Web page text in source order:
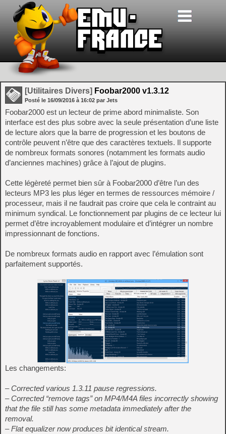
[Utilitaires Divers] Foobar2000 v1.3.12
Posté le 16/09/2016 à 16:02 par Jets
Foobar2000 est un lecteur de prime abord minimaliste. Son
interface est des plus sobre avec la seule présentation d’une liste
de lecture alors que la barre de progression et les boutons de
contrôle peuvent n’être que des caractères textuels. Il supporte
de nombreux formats sonores (notamment les formats audio
d’anciennes machines) grâce à l’ajout de plugins.
Cette légèreté permet bien sûr à Foobar2000 d’être l’un des
lecteurs MP3 les plus léger en termes de ressources mémoire /
processeur, mais il ne faudrait pas croire que cela le contraint au
minimum syndical. Le fonctionnement par plugins de ce lecteur lui
permet d’être incroyablement modulaire et d’intégrer un nombre
impressionnant de fonctions.
De nombreux formats audio en rapport avec l’émulation sont
parfaitement supportés.
Les changements:
– Corrected various 1.3.11 pause regressions.
– Corrected “remove tags” on MP4/M4A files incorrectly showing
that the file still has some metadata immediately after the
removal.
– Flat equalizer now produces bit identical stream.